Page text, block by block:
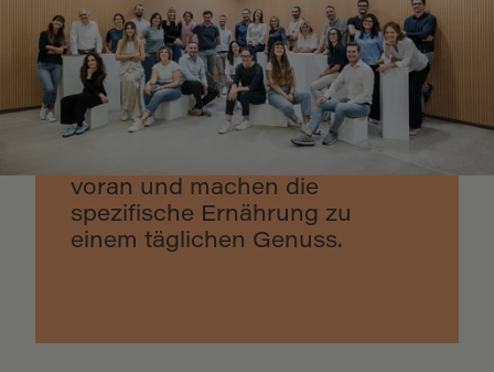
Dr. Schär R&D Centre
In unseren Laboren treiben
Forschung und Innovation die
Entwicklung schmackhafter
voran und machen die
spezifische Ernährung zu
einem täglichen Genuss.